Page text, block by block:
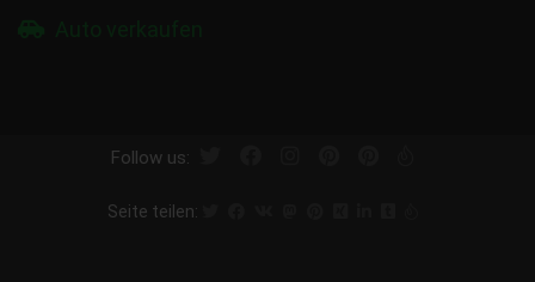
Follow us:
Seite teilen: